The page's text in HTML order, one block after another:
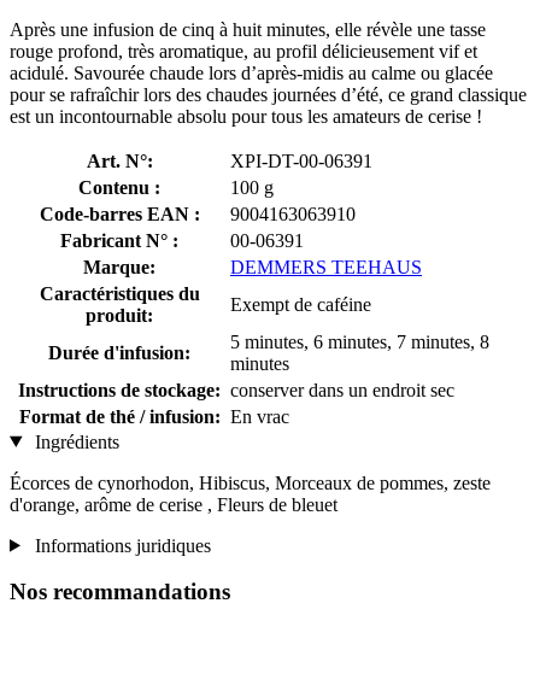
Après une infusion de cinq à huit minutes, elle révèle une tasse
rouge profond, très aromatique, au profil délicieusement vif et
acidulé. Savourée chaude lors d’après-midis au calme ou glacée
pour se rafraîchir lors des chaudes journées d’été, ce grand classique
est un incontournable absolu pour tous les amateurs de cerise !
Art. N°:
XPI-DT-00-06391
Contenu :
100 g
Code-barres EAN :
9004163063910
Fabricant N° :
00-06391
Marque:
DEMMERS TEEHAUS
Caractéristiques du
produit:
Exempt de caféine
Durée d'infusion:
5 minutes, 6 minutes, 7 minutes, 8
minutes
Instructions de stockage: conserver dans un endroit sec
Format de thé / infusion: En vrac
Ingrédients
Écorces de cynorhodon, Hibiscus, Morceaux de pommes, zeste
d'orange, arôme de cerise , Fleurs de bleuet
Informations juridiques
Nos recommandations